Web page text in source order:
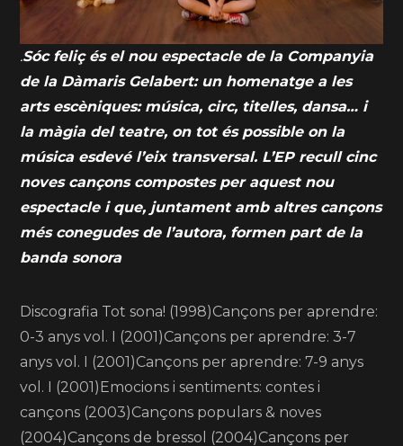
.Sóc feliç és el nou espectacle de la Companyia
de la Dàmaris Gelabert: un homenatge a les
arts escèniques: música, circ, titelles, dansa… i
la màgia del teatre, on tot és possible on la
música esdevé l’eix transversal. L’EP recull cinc
noves cançons compostes per aquest nou
espectacle i que, juntament amb altres cançons
més conegudes de l’autora, formen part de la
banda sonora
Discografia Tot sona! (1998)Cançons per aprendre:
0-3 anys vol. I (2001)Cançons per aprendre: 3-7
anys vol. I (2001)Cançons per aprendre: 7-9 anys
vol. I (2001)Emocions i sentiments: contes i
cançons (2003)Cançons populars & noves
(2004)Cançons de bressol (2004)Cançons per